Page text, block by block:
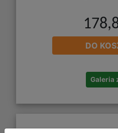
DO
Galeria